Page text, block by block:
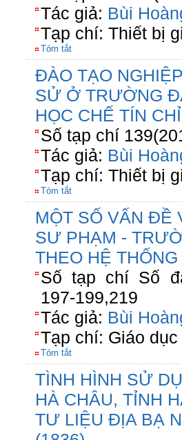
Tác giả: Bùi
Tạp chí: Thiết bị
Tóm tắt
ĐÀO TẠO
SỬ Ở TRƯỜNG
HỌC CHẾ TÍN CHỈ
Số tạp chí
Tác giả: Bùi
Tạp chí: Thiết bị
Tóm tắt
MỘT SỐ VẤN ĐỀ
SƯ PHẠM -
THEO HỆ
Số tạp chí Số
197-199,219
Tác giả: Bùi
Tạp chí: Giáo dục
Tóm tắt
TÌNH HÌNH SỬ
HÀ CHÂU, TỈNH
TƯ LIỆU ĐỊA BẠ